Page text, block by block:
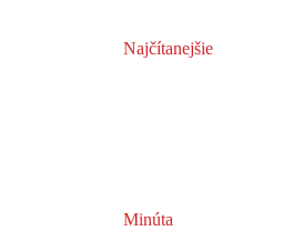
Najčítanejšie
Minúta